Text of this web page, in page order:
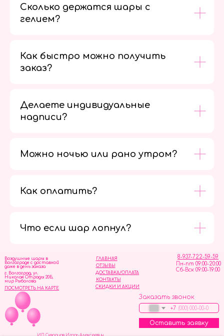
Сколько держатся шары с
гелием?
Как быстро можно получить
заказ?
Делаете индивидуальные
надписи?
Можно ночью или рано утром?
Как оплатить?
Что если шар лопнул?
ОТЗЫВЫ
ГЛАВНАЯ
ДОСТАВКА/ОПЛАТА
СКИДКИ И АКЦИИ
КОНТАКТЫ
8-937-722-59-59
Пн-пт 09:00-20:00
Сб-Вск 09:00-19:00
Воздушные шары в
Волгограде с доставкой
даже в день заказа
Заказать звонок
+7
Оставить заявку
г. Волгоград, ул.
Николая Отрады 20Б,
мир Рыболова
ПОСМОТРЕТЬ НА КАРТЕ